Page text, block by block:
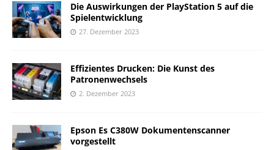
Die Auswirkungen der PlayStation 5 auf die
Spielentwicklung
27. Dezember 2023
Effizientes Drucken: Die Kunst des
Patronenwechsels
2. Dezember 2023
Epson Es C380W Dokumentenscanner
vorgestellt